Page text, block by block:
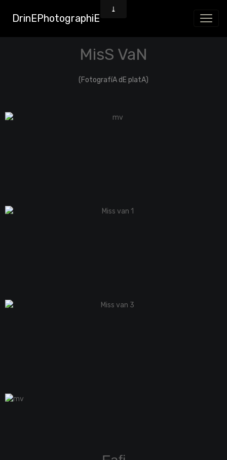
DrinEPhotographiE
MisS VaN
(FotografíA dE platA)